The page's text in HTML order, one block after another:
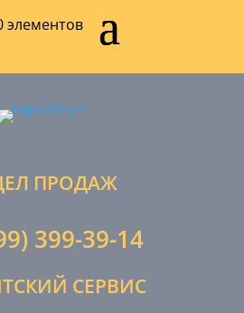
элементов
ПРОДАЖ
399-39-14
СЕРВИС